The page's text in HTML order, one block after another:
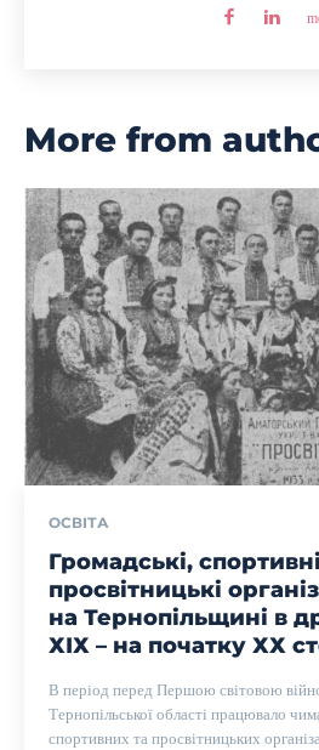
More from
ОСВІТА
Громадські,
просвітницькі
на Тернопільщині в
ХІХ – на початку ХХ
В період перед Першою світовою
Тернопільської області працювало
спортивних та просвітницьких